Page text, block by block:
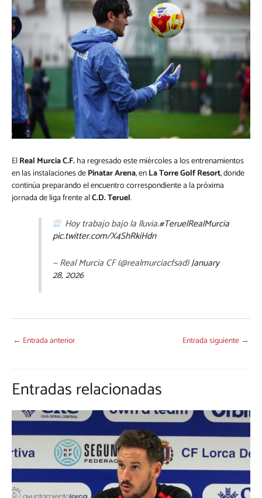
ElReal Murcia C.F.ha regresado este miércoles a los entrenamientos
en las instalaciones dePinatar Arena, enLa Torre Golf Resort, donde
continúa preparando el encuentro correspondiente a la próxima
jornada de liga frente alC.D. Teruel.
Hoy trabajo bajo la lluvia.#TeruelRealMurcia
pic.twitter.com/X4ShRkiHdn
— Real Murcia CF (@realmurciacfsad)January
28, 2026
← Entrada anterior Entrada siguiente →
Entradas relacionadas